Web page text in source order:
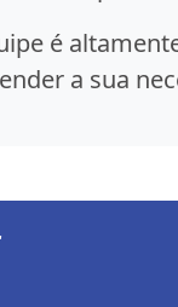
é
a sua